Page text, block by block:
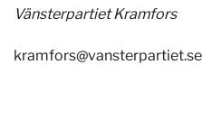
Vänsterpartiet Kramfors
kramfors@vansterpartiet.se